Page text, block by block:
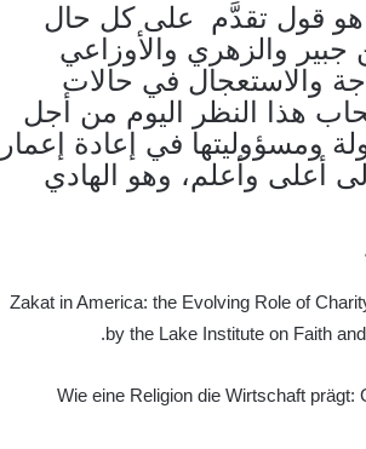
هو قول تقدَّم على كل حال
والزهري والأوزاعي
والاستعجال في حالات
هذا النظر اليوم من أجل
ومسؤوليتها في إعادة إعمار
أعلى وأعلم، وهو الهادي
([1]) _ « Zakat in America: the Evolving Role of
by the Lake Institute on Faith
([2]) _ «Wie eine Religion die Wirtschaft